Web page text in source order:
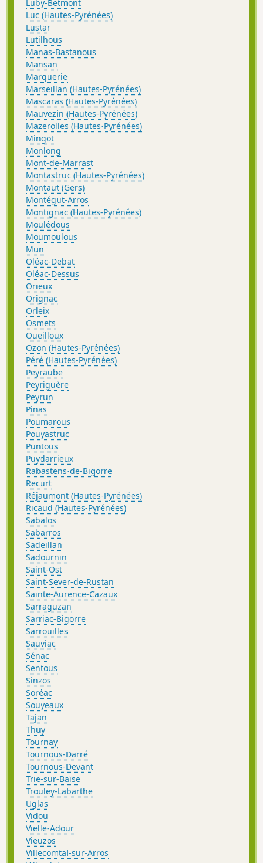
Luby-Betmont
Luc (Hautes-Pyrénées)
Lustar
Lutilhous
Manas-Bastanous
Mansan
Marquerie
Marseillan (Hautes-Pyrénées)
Mascaras (Hautes-Pyrénées)
Mauvezin (Hautes-Pyrénées)
Mazerolles (Hautes-Pyrénées)
Mingot
Monlong
Mont-de-Marrast
Montastruc (Hautes-Pyrénées)
Montaut (Gers)
Montégut-Arros
Montignac (Hautes-Pyrénées)
Moulédous
Moumoulous
Mun
Oléac-Debat
Oléac-Dessus
Orieux
Orignac
Orleix
Osmets
Oueilloux
Ozon (Hautes-Pyrénées)
Péré (Hautes-Pyrénées)
Peyraube
Peyriguère
Peyrun
Pinas
Poumarous
Pouyastruc
Puntous
Puydarrieux
Rabastens-de-Bigorre
Recurt
Réjaumont (Hautes-Pyrénées)
Ricaud (Hautes-Pyrénées)
Sabalos
Sabarros
Sadeillan
Sadournin
Saint-Ost
Saint-Sever-de-Rustan
Sainte-Aurence-Cazaux
Sarraguzan
Sarriac-Bigorre
Sarrouilles
Sauviac
Sénac
Sentous
Sinzos
Soréac
Souyeaux
Tajan
Thuy
Tournay
Tournous-Darré
Tournous-Devant
Trie-sur-Baïse
Trouley-Labarthe
Uglas
Vidou
Vielle-Adour
Vieuzos
Villecomtal-sur-Arros